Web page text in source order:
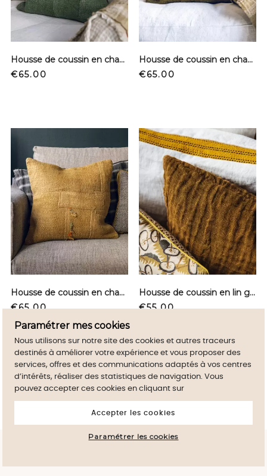
Housse de coussin en chanvre - Vert sapin
Price
€65.00
Housse de coussin en chanvre - Kaki
Price
€65.00
Housse de coussin en chanvre - Safran
Price
€65.00
Housse de coussin en lin gaufré - Owaka light
Price
€55.00
Paramétrer mes cookies
Nous utilisons sur notre site des cookies et autres traceurs
destinés à améliorer votre expérience et vous proposer des
services, offres et des communications adaptés à vos centres
d’intérêts, réaliser des statistiques de navigation. Vous
pouvez accepter ces cookies en cliquant sur
Accepter les cookies
Paramétrer les cookies